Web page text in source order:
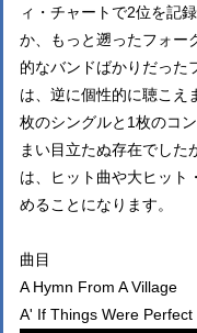
ィ・チャートで2位を記
か、もっと遡ったフォー
的なバンドばかりだった
は、逆に個性的に聴こえ
枚のシングルと1枚のコ
まい目立たぬ存在でした
は、ヒット曲や大ヒット
めることになります。
曲目
A Hymn From A Village
A' If Things Were Perfect